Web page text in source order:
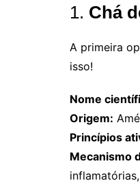
1. Chá
A primeira
isso!
Nome
Origem:
Princípios
Mecanismo